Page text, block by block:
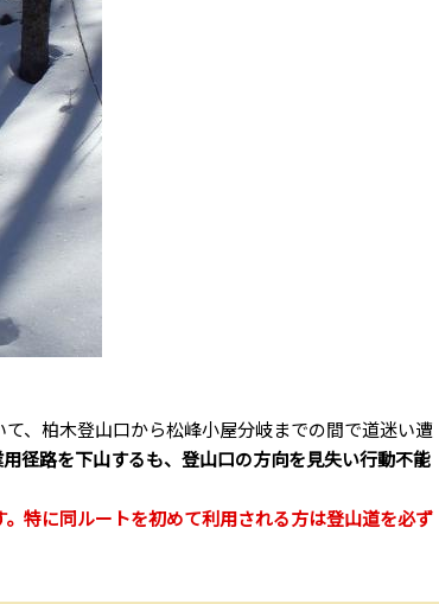
、柏木登山口から松峰小屋分岐までの間で道迷い遭
用径路を下山するも、登山口の方向を見失い行動不能
特に同ルートを初めて利用される方は登山道を必ず